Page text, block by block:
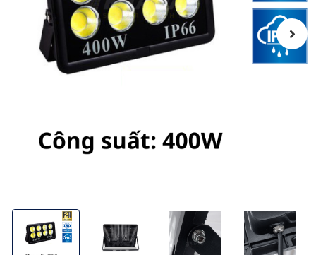
[400W] Đèn Pha LED Điện 400W Chống Chói, Ánh Sáng Trắng
[400W] Đèn Pha LED Điện 400W Chống Chói,
[400W] Đèn Pha LED Điện
[400W] Đèn